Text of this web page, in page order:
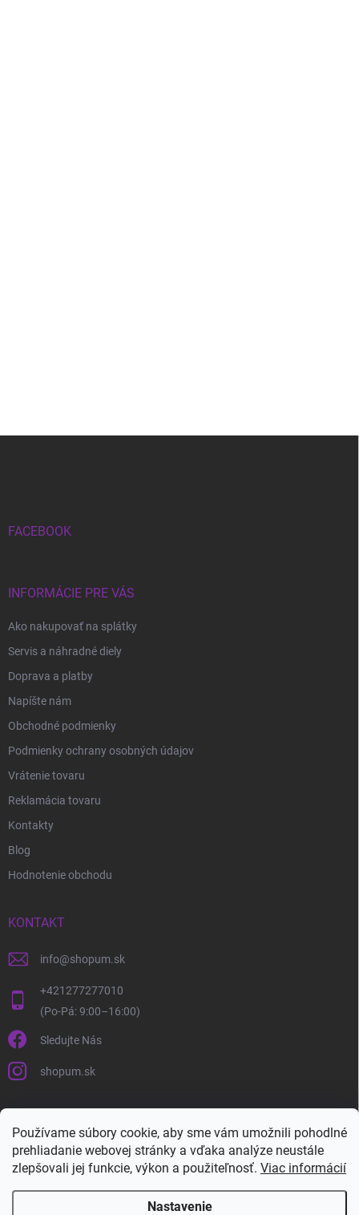
Používame súbory cookie, aby sme vám umožnili pohodlné
prehliadanie webovej stránky a vďaka analýze neustále
zlepšovali jej funkcie, výkon a použiteľnosť. Viac informácií
Nastavenie
FACEBOOK
INFORMÁCIE PRE VÁS
Ako nakupovať na splátky
Servis a náhradné diely
Doprava a platby
Napíšte nám
Obchodné podmienky
Podmienky ochrany osobných údajov
Vrátenie tovaru
Reklamácia tovaru
Kontakty
Blog
Hodnotenie obchodu
KONTAKT
info@shopum.sk
+421277277010
Sledujte Nás
shopum.sk